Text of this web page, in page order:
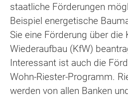
staatliche Förderungen
Beispiel energetische
Sie eine Förderung über die
Wiederaufbau (KfW)
Interessant ist auch die
Wohn-Riester-Programm.
werden von allen Banken